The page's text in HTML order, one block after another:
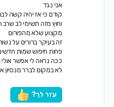
אני נגד
קודם כי אז יהיה קשה
וחוץ מזה תשימי לב
מקצוע שלא מהפורום
זה בעיקר ברורים על
פחות חיפוש שמות חדשים
ככה נראה לי אפשר
לא במקום לברר מנסיון
עזר לך?